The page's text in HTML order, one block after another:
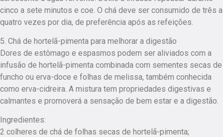
cinco a sete minutos e coe. O chá deve ser consumido de três a
quatro vezes por dia, de preferência após as refeições.
5. Chá de hortelã-pimenta para melhorar a digestão
Dores de estômago e espasmos podem ser aliviados com a
infusão de hortelã-pimenta combinada com sementes secas de
funcho ou erva-doce e folhas de melissa, também conhecida
como erva-cidreira. A mistura tem propriedades digestivas e
calmantes e promoverá a sensação de bem estar e a digestão.
Ingredientes:
2 colheres de chá de folhas secas de hortelã-pimenta;